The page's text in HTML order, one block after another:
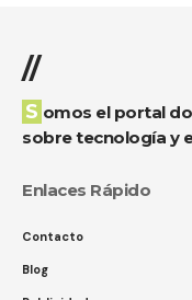
//
Somos el portal donde obtendrás las novedades
sobre tecnología y
Enlaces Rápido
Contacto
Blog